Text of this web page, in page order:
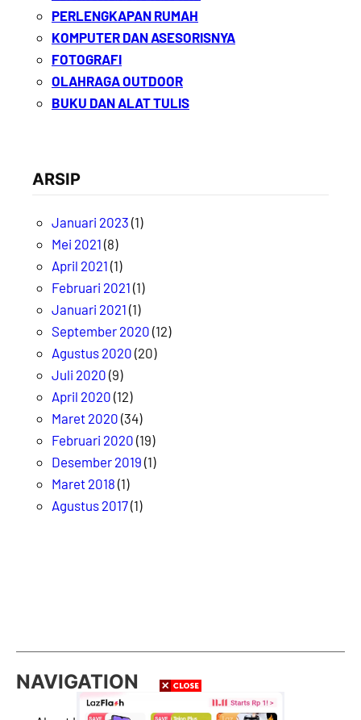
PERLENGKAPAN RUMAH
KOMPUTER DAN ASESORISNYA
FOTOGRAFI
OLAHRAGA OUTDOOR
BUKU DAN ALAT TULIS
ARSIP
Januari 2023 (1)
Mei 2021 (8)
April 2021 (1)
Februari 2021 (1)
Januari 2021 (1)
September 2020 (12)
Agustus 2020 (20)
Juli 2020 (9)
April 2020 (12)
Maret 2020 (34)
Februari 2020 (19)
Desember 2019 (1)
Maret 2018 (1)
Agustus 2017(1)
NAVIGATION